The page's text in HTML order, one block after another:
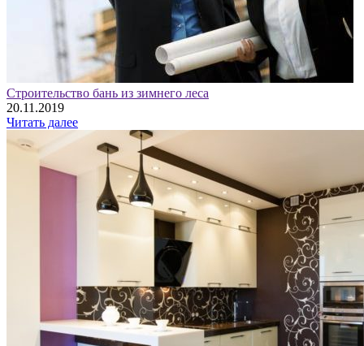
Строительство бань из зимнего леса
20.11.2019
Читать далее